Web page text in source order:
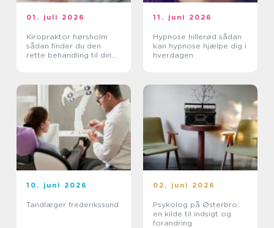
01. juli 2026
Kiropraktor hørsholm
sådan finder du den
rette behandling til dine
11. juni 2026
Hypnose hillerød sådan
kan hypnose hjælpe dig i
hverdagen
10. juni 2026
Tandlæger frederikssund
02. juni 2026
Psykolog på Østerbro:
en kilde til indsigt og
forandring